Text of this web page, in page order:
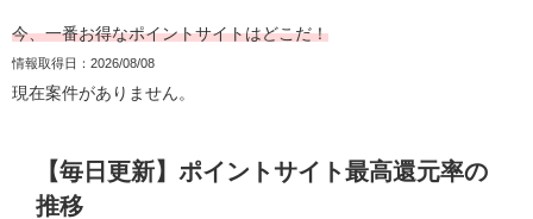
今、一番お得なポイントサイトはどこだ！
情報取得日：2026/08/08
現在案件がありません。
【毎日更新】ポイントサイト最高還元率の
推移